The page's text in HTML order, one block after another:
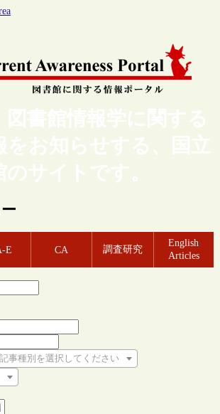
図書館情報学に関する
をお知らせする、国立
のサイトです。
E CA 調査研究
English
Articles
事種別を選択してください
選択してください